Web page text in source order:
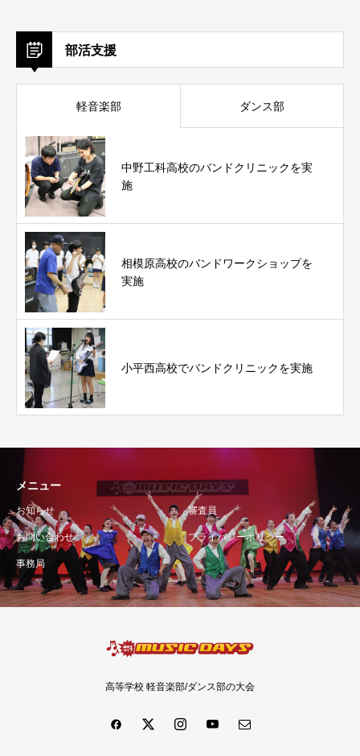
部活支援
軽音楽部 ダンス部
中野工科高校のバンドクリニックを実
施
相模原高校のバンドワークショップを
実施
小平西高校でバンドクリニックを実施
メニュー
お知らせ 審査員
お問い合わせ プライバシーポリシー
事務局
高等学校 軽音楽部/ダンス部の大会